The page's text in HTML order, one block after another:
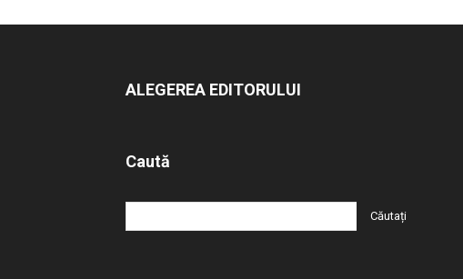
ALEGEREA EDITORULUI
Caută